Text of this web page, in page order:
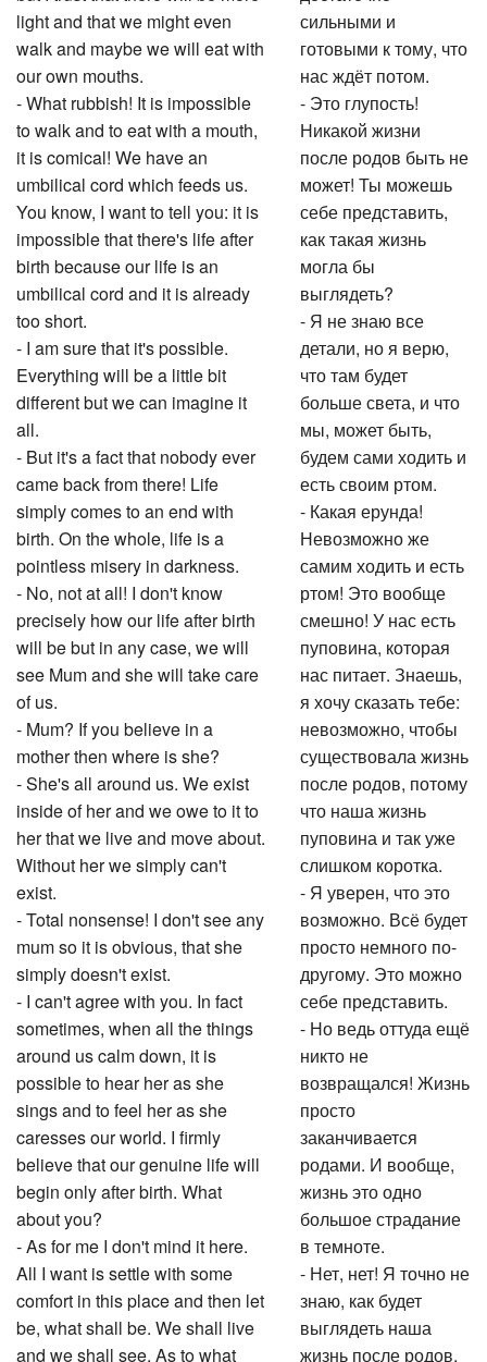
light and that we might even
walk and maybe we will eat with
our own mouths.
- What rubbish! It is impossible
to walk and to eat with a mouth,
it is comical! We have an
umbilical cord which feeds us.
You know, I want to tell you: it is
impossible that there's life after
birth because our life is an
umbilical cord and it is already
too short.
- I am sure that it's possible.
Everything will be a little bit
different but we can imagine it
all.
- But it's a fact that nobody ever
came back from there! Life
simply comes to an end with
birth. On the whole, life is a
pointless misery in darkness.
- No, not at all! I don't know
precisely how our life after birth
will be but in any case, we will
see Mum and she will take care
of us.
- Mum? If you believe in a
mother then where is she?
- She's all around us. We exist
inside of her and we owe to it to
her that we live and move about.
Without her we simply can't
exist.
- Total nonsense! I don't see any
mum so it is obvious, that she
simply doesn't exist.
- I can't agree with you. In fact
sometimes, when all the things
around us calm down, it is
possible to hear her as she
sings and to feel her as she
caresses our world. I firmly
believe that our genuine life will
begin only after birth. What
about you?
- As for me I don't mind it here.
All I want is settle with some
comfort in this place and then let
be, what shall be. We shall live
сильными и
готовыми к тому, что
нас ждёт потом.
- Это глупость!
Никакой жизни
после родов быть не
может! Ты можешь
себе представить,
как такая жизнь
могла бы
выглядеть?
- Я не знаю все
детали, но я верю,
что там будет
больше света, и что
мы, может быть,
будем сами ходить и
есть своим ртом.
- Какая ерунда!
Невозможно же
самим ходить и есть
ртом! Это вообще
смешно! У нас есть
пуповина, которая
нас питает. Знаешь,
я хочу сказать тебе:
невозможно, чтобы
существовала жизнь
после родов, потому
что наша жизнь
пуповина и так уже
слишком коротка.
- Я уверен, что это
возможно. Всё будет
просто немного по-
другому. Это можно
себе представить.
- Но ведь оттуда ещё
никто не
возвращался! Жизнь
просто
заканчивается
родами. И вообще,
жизнь это одно
большое страдание
в темноте.
- Нет, нет! Я точно не
знаю, как будет
выглядеть наша